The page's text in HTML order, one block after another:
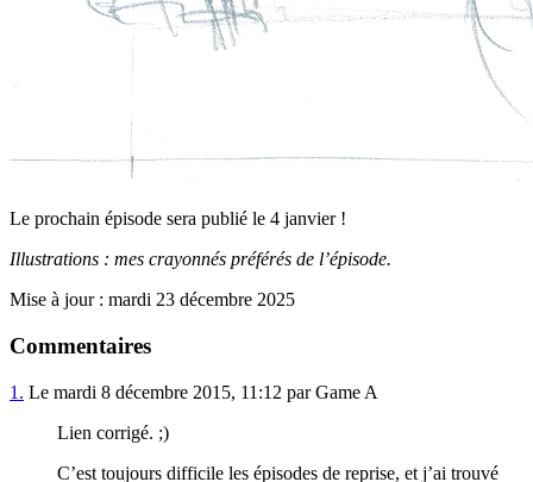
Le prochain épisode sera publié le 4 janvier !
Illustrations : mes crayonnés préférés de l’épisode.
Mise à jour : mardi 23 décembre 2025
Commentaires
1. Le mardi 8 décembre 2015, 11:12 par Game A
Lien corrigé. ;)
C’est toujours difficile les épisodes de reprise, et j’ai trouvé